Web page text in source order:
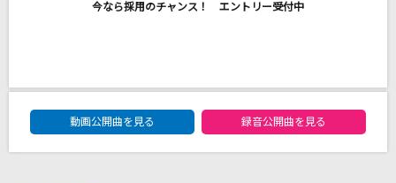
今なら採用のチャンス！ エントリー受付中
DAM★ともボーカルエントリーランキング
動画公開曲を見る
録音公開曲を見る